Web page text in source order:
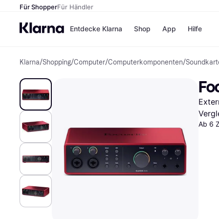
Für ShopperFür Händler
Entdecke Klarna
Zahlungsmethoden
Bezahle in bis zu 30
Ratenzahlung
Shop
Shops
H&M
Temu
App Hilfe
Klarna/Shopping/Computer/Computerkomponenten/
Ab 6